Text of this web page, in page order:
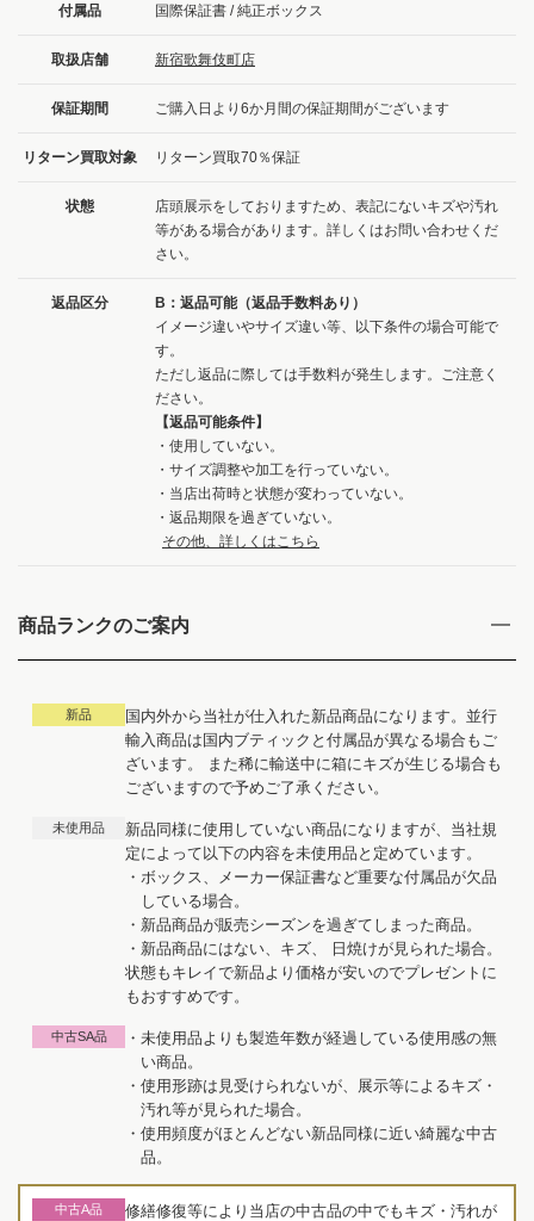
付属品 国際保証書 / 純正ボックス
取扱店舗 新宿歌舞伎町店
保証期間 ご購入日より6か月間の保証期間がございます
リターン買取対象 リターン買取70％保証
状態
店頭展示をしておりますため、表記にないキズや汚れ
等がある場合があります。詳しくはお問い合わせくだ
さい。
返品区分
B：返品可能（返品手数料あり）
イメージ違いやサイズ違い等、以下条件の場合可能で
す。
ただし返品に際しては手数料が発生します。ご注意く
ださい。
【返品可能条件】
・使用していない。
・サイズ調整や加工を行っていない。
・当店出荷時と状態が変わっていない。
・返品期限を過ぎていない。
その他、詳しくはこちら
商品ランクのご案内
新品
国内外から当社が仕入れた新品商品になります。並行
輸入商品は国内ブティックと付属品が異なる場合もご
ざいます。 また稀に輸送中に箱にキズが生じる場合も
ございますので予めご了承ください。
未使用品
新品同様に使用していない商品になりますが、当社規
定によって以下の内容を未使用品と定めています。
・ボックス、メーカー保証書など重要な付属品が欠品
している場合。
・新品商品が販売シーズンを過ぎてしまった商品。
・新品商品にはない、キズ、 日焼けが見られた場合。
状態もキレイで新品より価格が安いのでプレゼントに
もおすすめです。
中古SA品
・未使用品よりも製造年数が経過している使用感の無
い商品。
・使用形跡は見受けられないが、展示等によるキズ・
汚れ等が見られた場合。
・使用頻度がほとんどない新品同様に近い綺麗な中古
品。
中古A品
修繕修復等により当店の中古品の中でもキズ・汚れが